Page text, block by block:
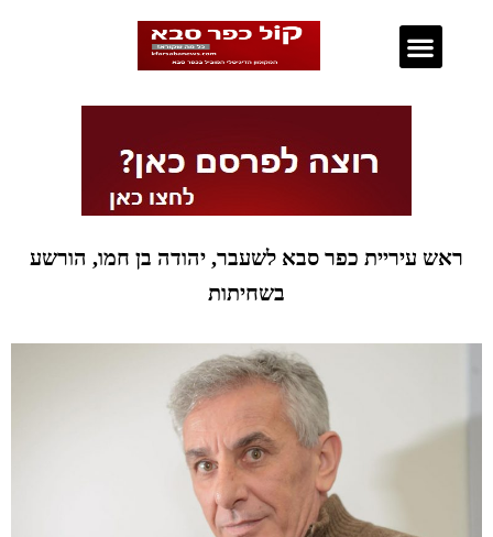
ראש עיריית כפר סבא לשעבר, יהודה בן חמו, הורשע
בשחיתות